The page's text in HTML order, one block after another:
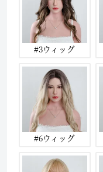
#3ウィッグ
#6ウィッグ